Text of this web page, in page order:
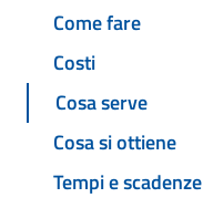
Come fare
Costi
Cosa serve
Cosa si ottiene
Tempi e scadenze